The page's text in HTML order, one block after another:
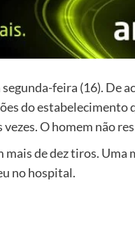
feira (16). De
do estabelecimento
O homem não
de dez tiros. Uma
no hospital.